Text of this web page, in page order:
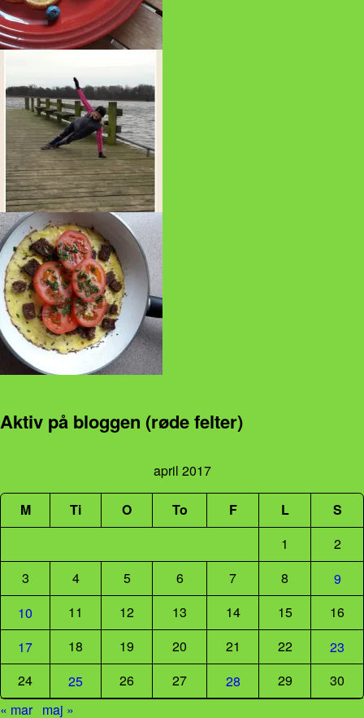
Aktiv på bloggen (røde felter)
april 2017
M Ti O To F L
S
1
2
3
4 5 6 7 8
9
10
11 12 13 14 15
16
17
18 19 20 21 22
23
24
25 26 27 28 29
30
« mar maj »